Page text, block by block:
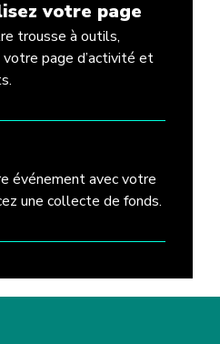
votre page
trousse à outils,
page d’activité et
événement avec votre
une collecte de fonds.